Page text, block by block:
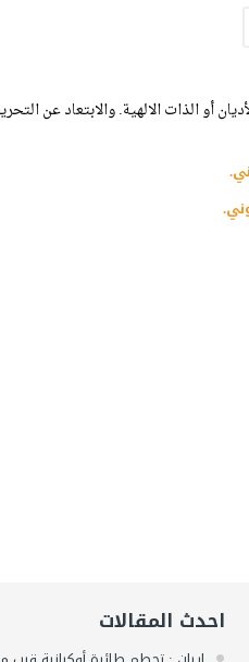
أو الذات الالهية. والابتعاد عن
احدث المقالات